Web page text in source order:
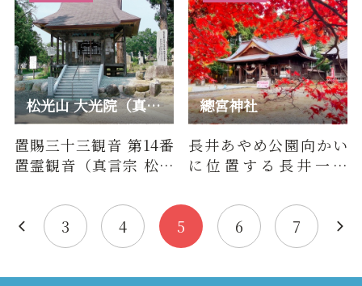
松光山 大光院（真言宗）/ 置賜三十三観音 第14番 置霊観音
置賜三十三観音 第14番
置霊観音（真言宗 松光
百物語（由来・歴史）
寺の…
總宮神社
長井あやめ公園向かい
に位置する長井一の
命、大己貴命、天児屋
根命、倉稲魂…
3 4 5 6 7